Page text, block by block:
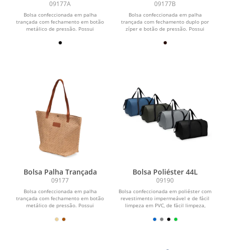
09177A
Bolsa confeccionada em palha
trançada com fechamento em botão
metálico de pressão. Possui
09177B
Bolsa confeccionada em palha
trançada com fechamento duplo por
zíper e botão de pressão. Possui
Bolsa Palha Trançada
09177
Bolsa confeccionada em palha
trançada com fechamento em botão
metálico de pressão. Possui
Bolsa Poliéster 44L
09190
Bolsa confeccionada em poliéster com
revestimento impermeável e de fácil
limpeza em PVC, de fácil limpeza,